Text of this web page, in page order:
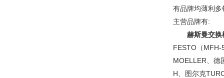
有品牌均薄利
主营品牌有:
赫斯曼交换
FESTO（
MOELLER、德
H、图尔克